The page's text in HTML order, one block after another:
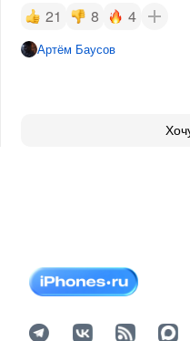
21 8 4
Артём Баусов